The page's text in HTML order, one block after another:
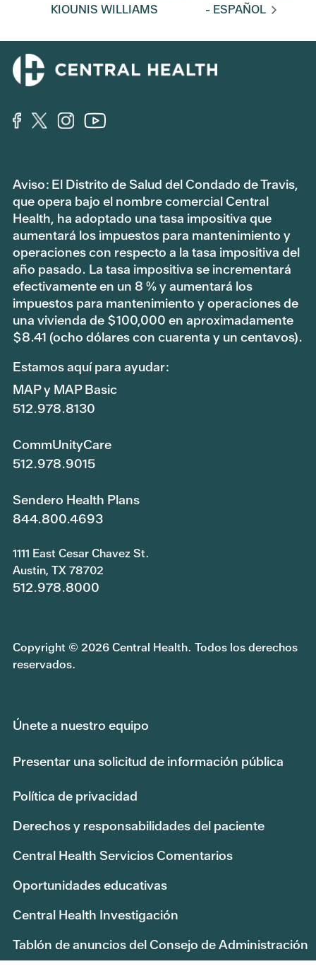
KIOUNIS WILLIAMS
- ESPAÑOL
Aviso: El Distrito de Salud del Condado de Travis,
que opera bajo el nombre comercial Central
Health, ha adoptado una tasa impositiva que
aumentará los impuestos para mantenimiento y
operaciones con respecto a la tasa impositiva del
año pasado. La tasa impositiva se incrementará
efectivamente en un 8 % y aumentará los
impuestos para mantenimiento y operaciones de
una vivienda de $100,000 en aproximadamente
$8.41 (ocho dólares con cuarenta y un centavos).
Estamos aquí para ayudar:
MAP y MAP Basic
512.978.8130
CommUnityCare
512.978.9015
Sendero Health Plans
844.800.4693
1111 East Cesar Chavez St.
Austin, TX 78702
512.978.8000
Copyright © 2026 Central Health. Todos los derechos
reservados.
Únete a nuestro equipo
Presentar una solicitud de información pública
Política de privacidad
Derechos y responsabilidades del paciente
Central Health Servicios Comentarios
Oportunidades educativas
Central Health Investigación
Tablón de anuncios del Consejo de Administración